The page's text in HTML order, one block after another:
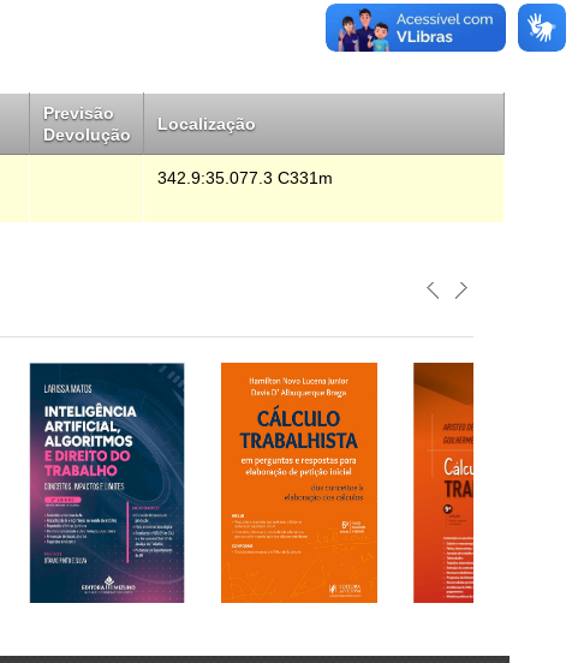
Previsão
Devolução
Localização
342.9:35.077.3 C331m